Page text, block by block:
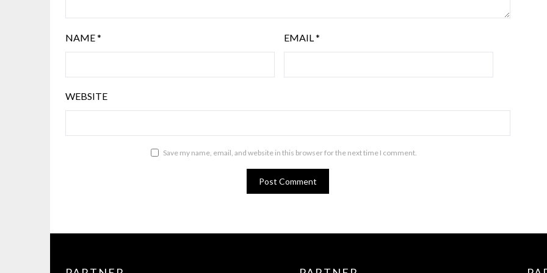
NAME* EMAIL*
WEBSITE
Save my name, email, and website in this browser for the next time I comment.